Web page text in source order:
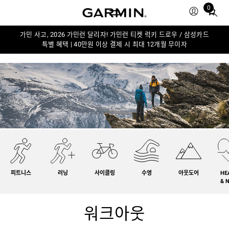
0
Total
in
가민 사고, 2026 가민런 달리자! 가민런 티켓 럭키 드로우 / 삼성카드
특별 혜택 | 40만원 이상 결제 시 최대 12개월 무이자
피트니스 러닝 사이클링 수영 아웃도어
&
워크아웃